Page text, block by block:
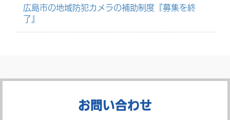
広島市の地域防犯カメラの補助制度『募集を終
了』
お問い合わせ